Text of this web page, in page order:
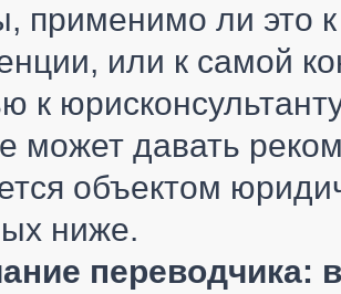
применимо ли это
или к самой
к
может давать
объектом
ниже.
переводчика: